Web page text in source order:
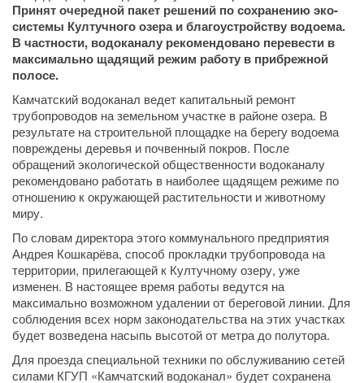
Принят очередной пакет решений по сохранению эко-
системы Култучного озера и благоустройству водоема.
В частности, водоканалу рекомендовано перевести в
максимально щадящий режим работу в прибрежной
полосе.
Камчатский водоканал ведет капитальный ремонт
трубопроводов на земельном участке в районе озера. В
результате на строительной площадке на берегу водоема
повреждены деревья и почвенный покров. После
обращений экологической общественности водоканалу
рекомендовано работать в наиболее щадящем режиме по
отношению к окружающей растительности и животному
миру.
По словам директора этого коммунального предприятия
Андрея Кошкарёва, способ прокладки трубопровода на
территории, прилегающей к Култучному озеру, уже
изменен. В настоящее время работы ведутся на
максимально возможном удалении от береговой линии. Для
соблюдения всех норм законодательства на этих участках
будет возведена насыпь высотой от метра до полутора.
Для проезда специальной техники по обслуживанию сетей
силами КГУП «Камчатский водоканал» будет сохранена